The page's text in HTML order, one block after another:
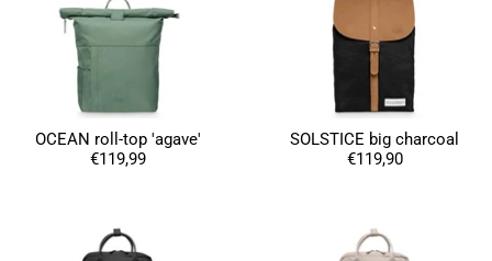
OCEAN roll-top 'agave'
€119,99
SOLSTICE big charcoal
€119,90